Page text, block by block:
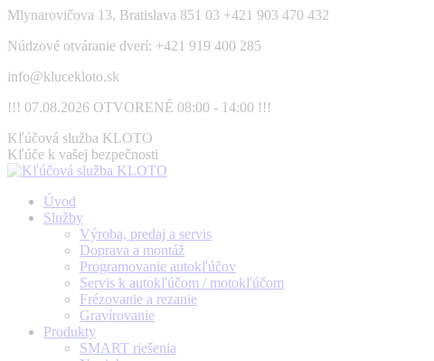
Skip
content
Mlynarovičova 13, Bratislava 851 03 +421 903 470 432
Núdzové otváranie dverí: +421 919 400 285
info@klucekloto.sk
!!! 07.08.2026 OTVORENÉ 08:00 - 14:00 !!!
Facebook
page
opens
new
window
Kľúčová služba KLOTO
Kľúče k vašej bezpečnosti
Úvod
Služby
Výroba, predaj a servis
Doprava a montáž
Programovanie autokľúčov
Servis k autokľúčom / motokľúčom
Frézovanie a rezanie
Gravírovanie
Produkty
SMART riešenia